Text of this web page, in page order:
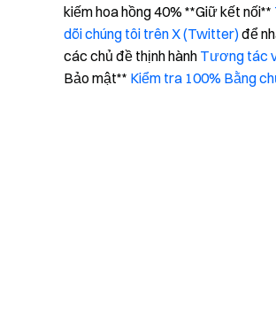
kiếm hoa hồng 40% **Giữ kết nối**
dõi chúng tôi trên X (Twitter)để
các chủ đề thịnh hành Tương tác
Bảo mật** Kiểm tra 100% Bằng